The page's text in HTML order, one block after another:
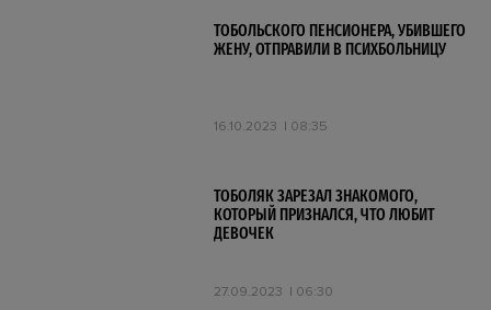
ТОБОЛЬСКОГО ПЕНСИОНЕРА, УБИВШЕГО
ЖЕНУ, ОТПРАВИЛИ В ПСИХБОЛЬНИЦУ
16.10.2023 08:35
ТОБОЛЯК ЗАРЕЗАЛ ЗНАКОМОГО,
КОТОРЫЙ ПРИЗНАЛСЯ, ЧТО ЛЮБИТ
ДЕВОЧЕК
27.09.2023 06:30